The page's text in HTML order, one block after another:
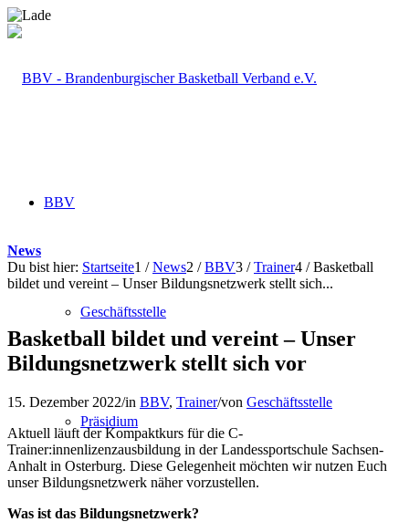
BBV
Geschäftsstelle
Präsidium
News
Du bist hier: Startseite1 / News2 / BBV3 / Trainer4 / Basketball
bildet und vereint – Unser Bildungsnetzwerk stellt sich...
Basketball bildet und vereint – Unser
Bildungsnetzwerk stellt sich vor
15. Dezember 2022/in BBV, Trainer/von Geschäftsstelle
Aktuell läuft der Kompaktkurs für die C-
Trainer:innenlizenzausbildung in der Landessportschule Sachsen-
Anhalt in Osterburg. Diese Gelegenheit möchten wir nutzen Euch
unser Bildungsnetzwerk näher vorzustellen.
Was ist das Bildungsnetzwerk?